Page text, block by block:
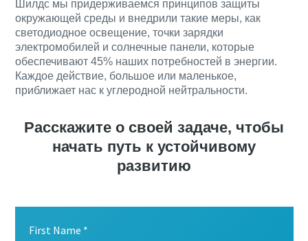
Шилдс мы придерживаемся принципов защиты
окружающей среды и внедрили такие меры, как
светодиодное освещение, точки зарядки
электромобилей и солнечные панели, которые
обеспечивают 45% наших потребностей в энергии.
Каждое действие, большое или маленькое,
приближает нас к углеродной нейтральности.
Расскажите о своей задаче, чтобы
начать путь к устойчивому
развитию